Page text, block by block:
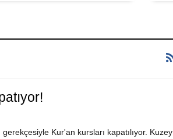
Kur'an kursları kapatılıyor. Kuzey